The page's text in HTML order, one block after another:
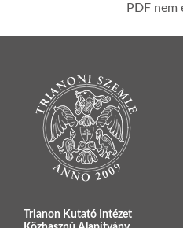
PDF nem
Trianon Kutató Intézet